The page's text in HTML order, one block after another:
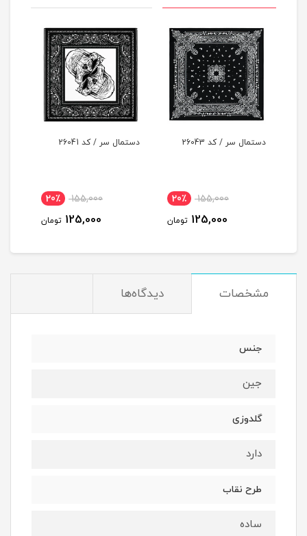
دستمال سر / کد 26043
155,000 20٪
125,000 تومان
دستمال سر / کد 26041
155,000 20٪
125,000 تومان
مشخصات دیدگاه‌ها
جنس
جین
گلدوزی
دارد
طرح نقاب
ساده